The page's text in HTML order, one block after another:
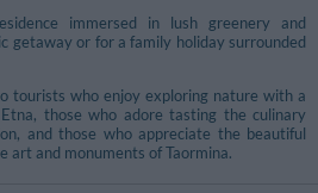
immersed in lush greenery and
getaway or for a family holiday surrounded
tourists who enjoy exploring nature with a
those who adore tasting the culinary
and those who appreciate the beautiful
art and monuments of Taormina.